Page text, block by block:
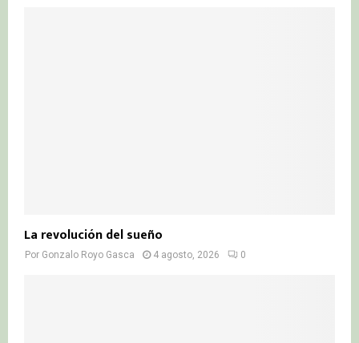
La revolución del sueño
Por Gonzalo Royo Gasca 4 agosto, 2026 0